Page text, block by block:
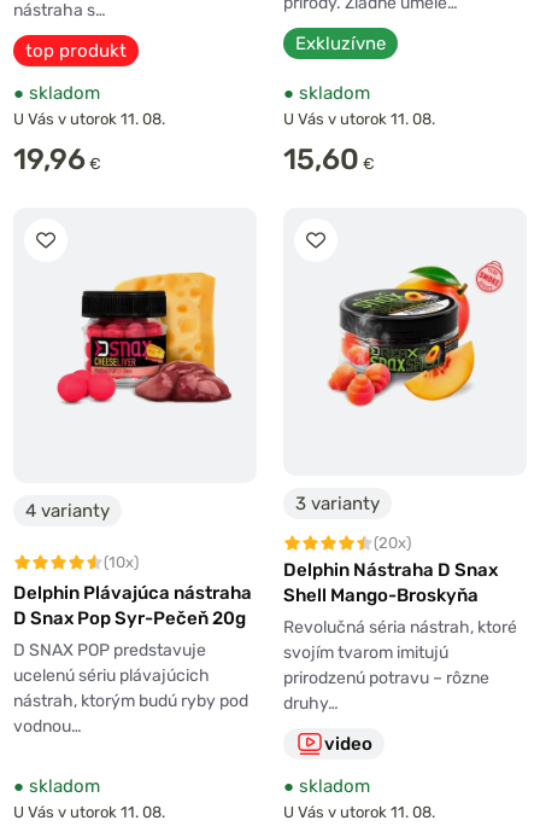
nástraha s…
top produkt
● skladom
U Vás v utorok 11. 08.
19,96 €
Exkluzívne
● skladom
U Vás v utorok 11. 08.
15,60 €
4 varianty
(10x)
Delphin Plávajúca nástraha
D Snax Pop Syr-Pečeň 20g
D SNAX POP predstavuje
ucelenú sériu plávajúcich
nástrah, ktorým budú ryby pod
vodnou…
● skladom
U Vás v utorok 11. 08.
3 varianty
(20x)
Delphin Nástraha D Snax
Shell Mango-Broskyňa
Revolučná séria nástrah, ktoré
svojím tvarom imitujú
prirodzenú potravu – rôzne
druhy…
video
● skladom
U Vás v utorok 11. 08.